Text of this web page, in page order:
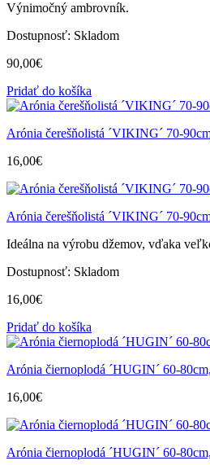
Výnimočný ambrovník.
Dostupnosť: Skladom
90,00€
Pridať do košíka
Arónia čerešňolistá ´VIKING´ 70-
16,00€
Arónia čerešňolistá ´VIKING´ 70-
Ideálna na výrobu džemov, vďaka
Dostupnosť: Skladom
16,00€
Pridať do košíka
Arónia čiernoplodá ´HUGIN´ 60-
16,00€
Arónia čiernoplodá ´HUGIN´ 60-